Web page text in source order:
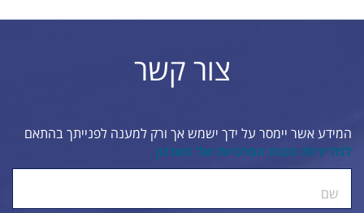
צור קשר
המידע אשר יימסר על ידך ישמש אך ורק למענה לפנייתך בהתאם
למדיניות הגנת הפרטיות של הארגון
שם